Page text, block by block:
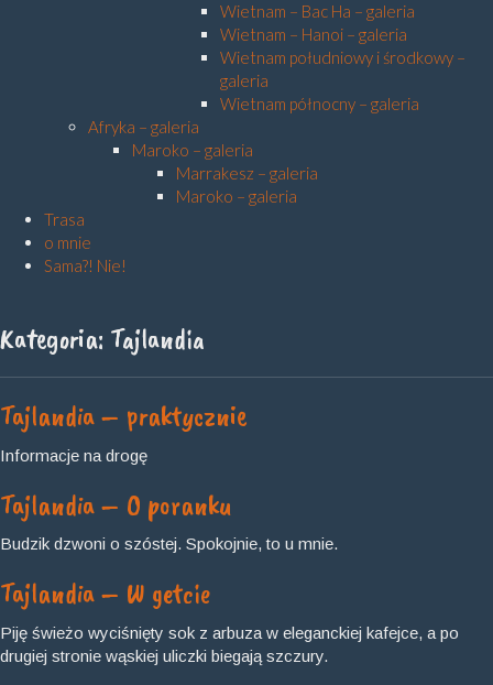
Wietnam – Bac Ha – galeria
Wietnam – Hanoi – galeria
Wietnam południowy i środkowy –
galeria
Wietnam północny – galeria
Afryka – galeria
Maroko – galeria
Marrakesz – galeria
Maroko – galeria
Trasa
o mnie
Sama?! Nie!
Kategoria: Tajlandia
Tajlandia – praktycznie
Informacje na drogę
Tajlandia – O poranku
Budzik dzwoni o szóstej. Spokojnie, to u mnie.
Tajlandia – W getcie
Piję świeżo wyciśnięty sok z arbuza w eleganckiej kafejce, a po
drugiej stronie wąskiej uliczki biegają szczury.